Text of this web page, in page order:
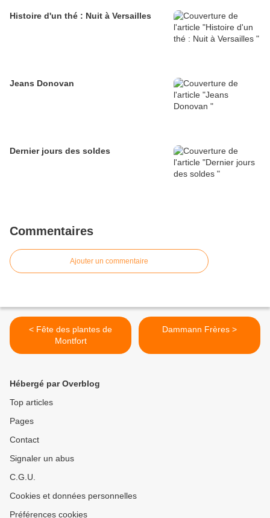
Histoire d'un thé : Nuit à Versailles
Jeans Donovan
Dernier jours des soldes
Commentaires
Ajouter un commentaire
< Fête des plantes de
Montfort
Dammann Frères >
Hébergé par Overblog
Top articles
Pages
Contact
Signaler un abus
C.G.U.
Cookies et données personnelles
Préférences cookies